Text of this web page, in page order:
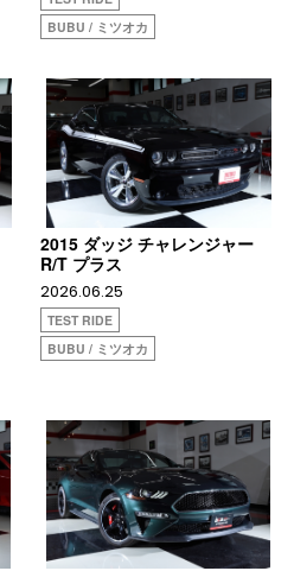
BUBU / ミツオカ
2015 ダッジ チャレンジャー
R/T プラス
2026.06.25
TEST RIDE
BUBU / ミツオカ